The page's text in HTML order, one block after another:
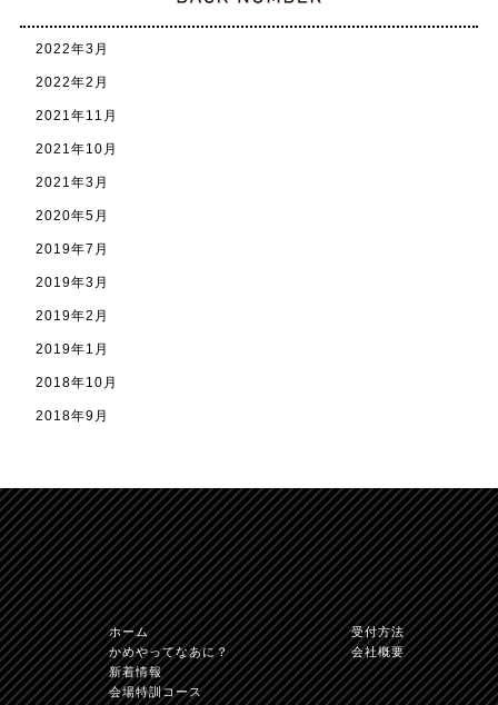
2022年3月
2022年2月
2021年11月
2021年10月
2021年3月
2020年5月
2019年7月
2019年3月
2019年2月
2019年1月
2018年10月
2018年9月
TOPへ
かめや免許学科
ホーム
かめやってなあに？
新着情報
会場特訓コース
受付方法
会社概要